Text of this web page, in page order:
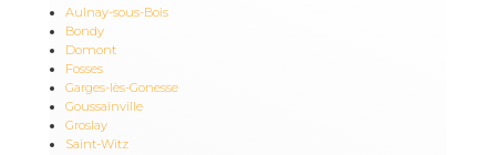
Aulnay-sous-Bois
Bondy
Domont
Fosses
Garges-lès-Gonesse
Goussainville
Groslay
Saint-Witz